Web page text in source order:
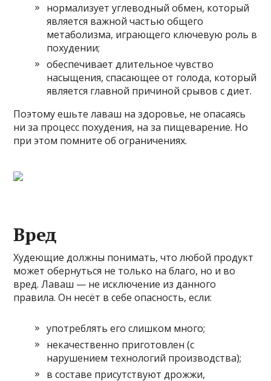
нормализует углеводный обмен, который
является важной частью общего
метаболизма, играющего ключевую роль в
похудении;
обеспечивает длительное чувство
насыщения, спасающее от голода, который
является главной причиной срывов с диет.
Поэтому ешьте лаваш на здоровье, не опасаясь
ни за процесс похудения, на за пищеварение. Но
при этом помните об ограничениях.
Вред
Худеющие должны понимать, что любой продукт
может обернуться не только на благо, но и во
вред. Лаваш — не исключение из данного
правила. Он несёт в себе опасность, если:
употреблять его слишком много;
некачественно приготовлен (с
нарушением технологий производства);
в составе присутствуют дрожжи,